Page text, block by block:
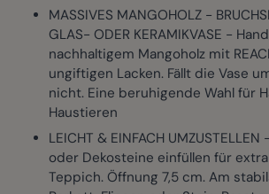
MASSIVES MANGOHOLZ -
GLAS- ODER KERAMIKVASE -
nachhaltigem Mangoholz mit
ungiftigen Lacken. Fällt die Vase
nicht. Eine beruhigende Wahl für
Haustieren
LEICHT & EINFACH
oder Dekosteine einfüllen für
Teppich. Öffnung 7,5 cm. Am